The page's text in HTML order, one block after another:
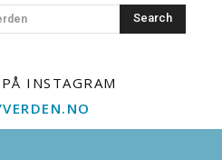
Search
INSTAGRAM